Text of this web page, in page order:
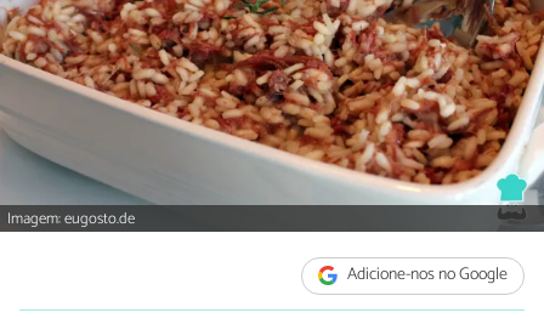
Imagem: eugosto.de
Adicione-nos no Google